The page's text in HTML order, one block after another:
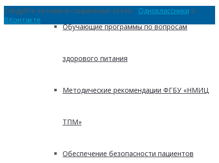
Обучающие программы по вопросам
здорового питания
Методические рекомендации ФГБУ «НМИЦ
ТПМ»
Обеспечение безопасности пациентов
Следуйте за нами в социальных сетях: Одноклассники и
ВКонтакте